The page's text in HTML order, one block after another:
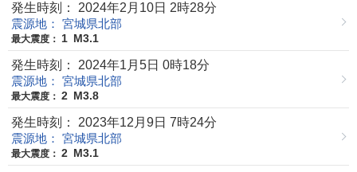
発生時刻： 2024年2月10日 2時28分
震源地： 宮城県北部
最大震度： 1 M3.1
発生時刻： 2024年1月5日 0時18分
震源地： 宮城県北部
最大震度： 2 M3.8
発生時刻： 2023年12月9日 7時24分
震源地： 宮城県北部
最大震度： 2 M3.1